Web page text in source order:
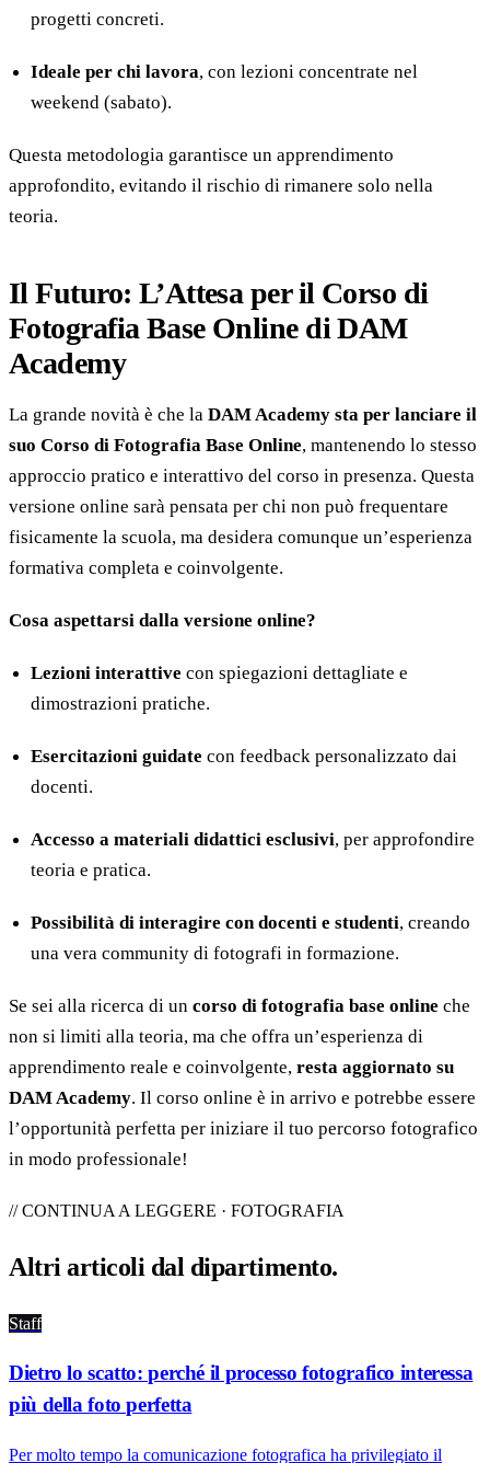
progetti concreti.
Ideale per chi lavora, con lezioni concentrate nel
weekend (sabato).
Questa metodologia garantisce un apprendimento
approfondito, evitando il rischio di rimanere solo nella
teoria.
Il Futuro: L’Attesa per il Corso di
Fotografia Base Online di DAM
Academy
La grande novità è che la DAM Academy sta per lanciare il
suo Corso di Fotografia Base Online, mantenendo lo stesso
approccio pratico e interattivo del corso in presenza. Questa
versione online sarà pensata per chi non può frequentare
fisicamente la scuola, ma desidera comunque un’esperienza
formativa completa e coinvolgente.
Cosa aspettarsi dalla versione online?
Lezioni interattive con spiegazioni dettagliate e
dimostrazioni pratiche.
Esercitazioni guidate con feedback personalizzato dai
docenti.
Accesso a materiali didattici esclusivi, per approfondire
teoria e pratica.
Possibilità di interagire con docenti e studenti, creando
una vera community di fotografi in formazione.
Se sei alla ricerca di un corso di fotografia base online che
non si limiti alla teoria, ma che offra un’esperienza di
apprendimento reale e coinvolgente, resta aggiornato su
DAM Academy. Il corso online è in arrivo e potrebbe essere
l’opportunità perfetta per iniziare il tuo percorso fotografico
in modo professionale!
// CONTINUA A LEGGERE · FOTOGRAFIA
Altri articoli dal dipartimento.
Staff
Dietro lo scatto: perché il processo fotografico interessa
più della foto perfetta
Per molto tempo la comunicazione fotografica ha privilegiato il